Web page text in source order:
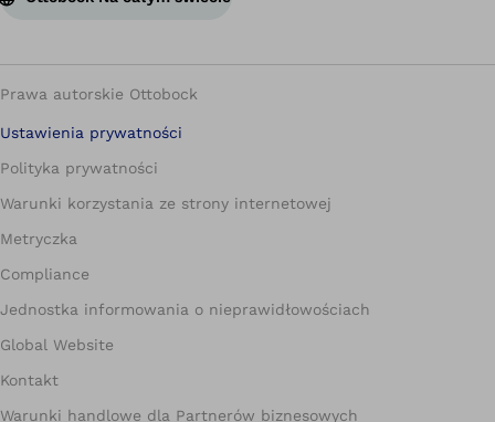
Prawa autorskie Ottobock
Ustawienia prywatności
Polityka prywatności
Warunki korzystania ze strony internetowej
Metryczka
Compliance
Jednostka informowania o nieprawidłowościach
Global Website
Kontakt
Warunki handlowe dla Partnerów biznesowych